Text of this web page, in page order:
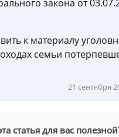
закона от
к материалу
семьи
21 сентября
статья для вас